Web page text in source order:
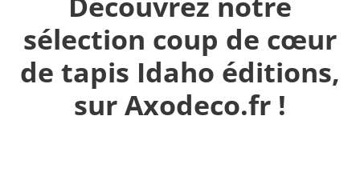
sélection coup de cœur
de tapis Idaho éditions,
sur Axodeco.fr !